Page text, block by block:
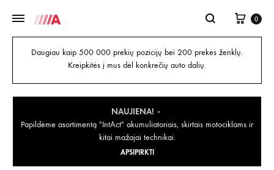
0
Daugiau kaip 500 000 prekių pozicijų bei 200 prekės ženklų.
Kreipkitės į mus dėl konkrečių auto dalių.
NAUJIENA!
Papildėme asortimentą "IntAct" akumuliatoriais, skirtais motociklams ir
kitai mažajai technikai.
APSIPIRKTI